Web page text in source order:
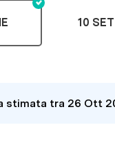
10
stimata tra 26 Ott